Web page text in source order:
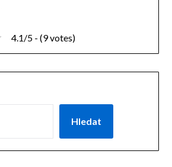
4.1/5 - (9 votes)
Hledat